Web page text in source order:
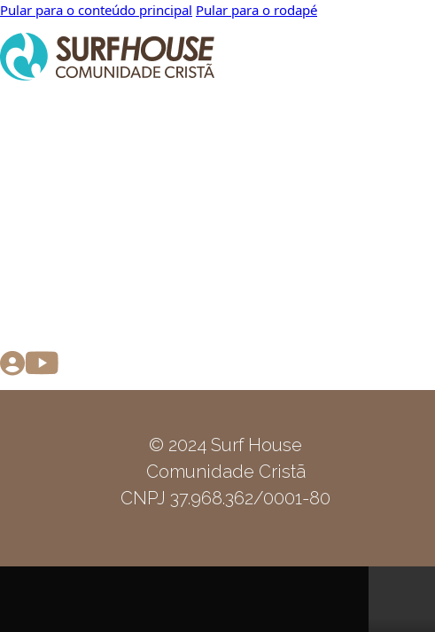
Pular para o conteúdo principal Pular para o rodapé
© 2024 Surf House
Comunidade Cristã
CNPJ 37.968.362/0001-80